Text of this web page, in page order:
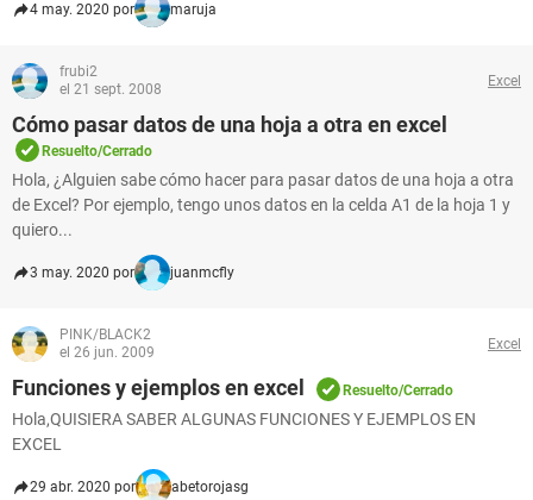
4 may. 2020 por maruja
frubi2
el 21 sept. 2008
Excel
Cómo pasar datos de una hoja a otra en excel
Resuelto/Cerrado
Hola, ¿Alguien sabe cómo hacer para pasar datos de una hoja a otra
de Excel? Por ejemplo, tengo unos datos en la celda A1 de la hoja 1 y
quiero...
3 may. 2020 por juanmcfly
PINK/BLACK2
el 26 jun. 2009
Excel
Funciones y ejemplos en excel Resuelto/Cerrado
Hola,QUISIERA SABER ALGUNAS FUNCIONES Y EJEMPLOS EN
EXCEL
29 abr. 2020 por abetorojasg